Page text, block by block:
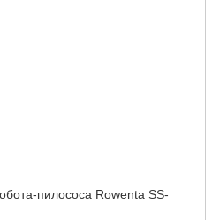
пилососа Rowenta SS-